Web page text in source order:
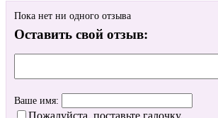
Пока нет ни одного отзыва
Оставить свой отзыв:
Ваше имя:
Пожалуйста, поставьте галочку.